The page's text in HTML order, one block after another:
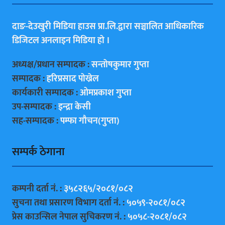
दाङ-देउखुरी मिडिया हाउस प्रा.लि.द्वारा सञ्चालित आधिकारिक
डिजिटल अनलाइन मिडिया हाे ।
अध्यक्ष/प्रधान सम्पादक :सन्ताेषकुमार गुप्ता
सम्पादक :हरिप्रसाद पाेख्रेल
कार्यकारी सम्पादक :ओमप्रकाश गुप्ता
उप-सम्पादक :इन्द्रा केसी
सह-सम्पादक :पम्फा गाैचन(गुप्ता)
सम्पर्क ठेगाना
कम्पनी दर्ता नं. :३५८२६५/२०८१/०८२
सुचना तथा प्रसारण विभाग दर्ता नं. :५०५९-२०८१/०८२
प्रेस काउन्सिल नेपाल सुचिकरण नं. :५०५८-२०८१/०८२